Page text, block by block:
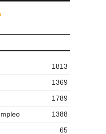
1813
1369
1789
1388
65